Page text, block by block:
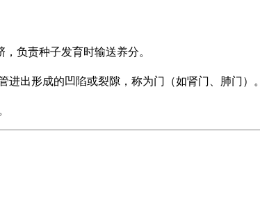
负责种子发育时输送养分。
出形成的凹陷或裂隙，称为门（如肾门、肺门）。